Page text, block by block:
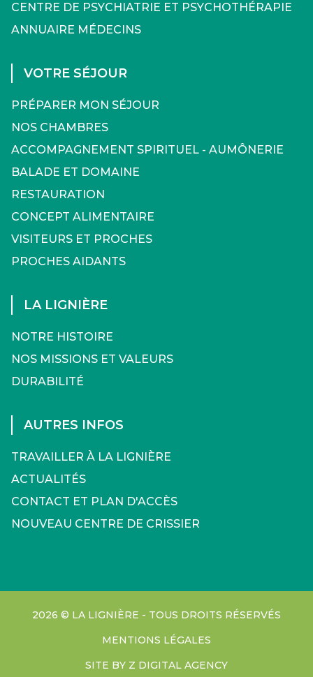
CENTRE DE PSYCHIATRIE ET PSYCHOTHÉRAPIE
ANNUAIRE MÉDECINS
VOTRE SÉJOUR
PRÉPARER MON SÉJOUR
NOS CHAMBRES
ACCOMPAGNEMENT SPIRITUEL - AUMÔNERIE
BALADE ET DOMAINE
RESTAURATION
CONCEPT ALIMENTAIRE
VISITEURS ET PROCHES
PROCHES AIDANTS
LA LIGNIÈRE
NOTRE HISTOIRE
NOS MISSIONS ET VALEURS
DURABILITÉ
AUTRES INFOS
TRAVAILLER À LA LIGNIÈRE
ACTUALITÉS
CONTACT ET PLAN D'ACCÈS
NOUVEAU CENTRE DE CRISSIER
2026 © LA LIGNIÈRE - TOUS DROITS RÉSERVÉS
MENTIONS LÉGALES
SITE BY Z DIGITAL AGENCY